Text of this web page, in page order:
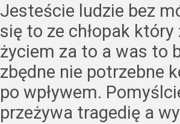
Jesteście ludzie bez
się to ze chłopak który
życiem za to a was to
zbędne nie potrzebne
po wpływem.
przeżywa tragedię a